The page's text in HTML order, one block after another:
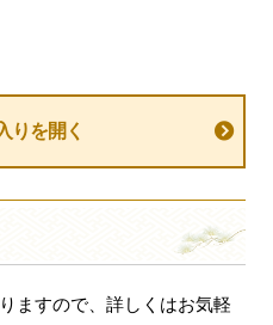
りを開く
ますので、詳しくはお気軽